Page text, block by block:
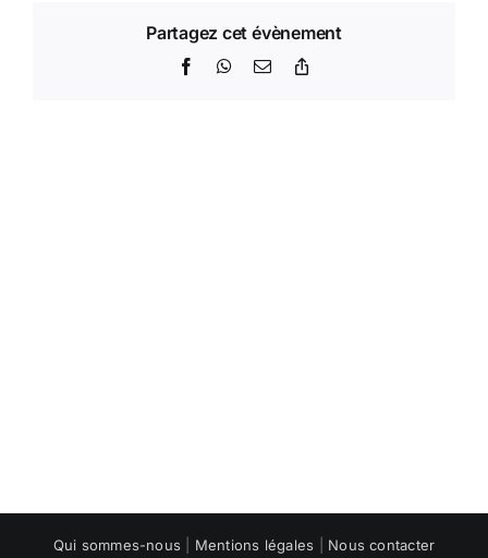
Partagez cet évènement
FacebookWhatsApp
Email
Qui sommes-nous Mentions légales Nous contacter